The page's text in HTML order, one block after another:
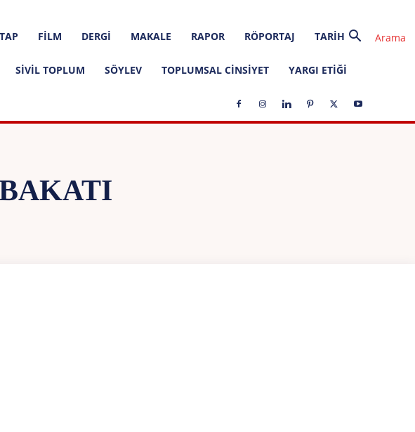
FILM DERGI MAKALE RAPOR RÖPORTAJ TARIH
SIVIL TOPLUM SÖYLEV TOPLUMSAL CINSIYET YARGI ETIĞI